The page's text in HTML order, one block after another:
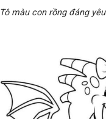
Tô màu con rồng đáng yêu